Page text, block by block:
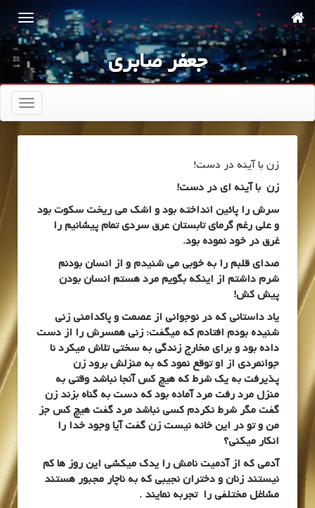
جعفر صابری
ناوبری
زن با آینه در دست!
زن با آینه ای در دست!
سرش را پائین انداخته بود و اشک می ریخت سکوت بود
و علی رغم گرمای تابستان عرق سردی تمام پیشانیم را
غرق در خود نموده بود.
صدای قلبم را به خوبی می شنیدم و از انسان بودنم
شرم داشتم از اینکه بگویم مرد هستم انسان بودن
پیش کش!
یاد داستانی که در نوجوانی از عصمت و پاکدامنی زنی
شنیده بودم افتادم که میگفت: زنی همسرش را از دست
داده بود و برای مخارج زندگی به سختی تلاش میکرد نا
جوانمردی از او توقع نمود که به منزلش برود زن
پذیرفت به یک شرط که هیچ کس آنجا نباشد وقتی به
منزل مرد رفت مرد آماده بود که دست به گناه بزند زن
گفت مگر شرط نکردم کسی نباشد مرد گفت هیچ کس جز
من و تو در این خانه نیست زن گفت آیا وجود خدا را
انکار میکنی؟
آدمی که از آدمیت نامش را یدک میکشی این روز ها کم
نیستند زنان و دختران نجیبی که به ناچار مجبور هستند
مشاغل مختلفی را تجربه نمایند .